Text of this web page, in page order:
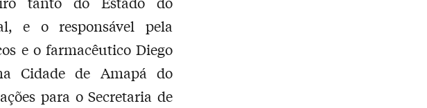
e o responsável pela
e o farmacêutico Diego
Cidade de Amapá do
para o Secretaria de